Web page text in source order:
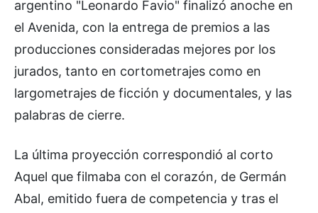
argentino "Leonardo Favio" finalizó anoche en
el Avenida, con la entrega de premios a las
producciones consideradas mejores por los
jurados, tanto en cortometrajes como en
largometrajes de ficción y documentales, y las
palabras de cierre.
La última proyección correspondió al corto
Aquel que filmaba con el corazón, de Germán
Abal, emitido fuera de competencia y tras el